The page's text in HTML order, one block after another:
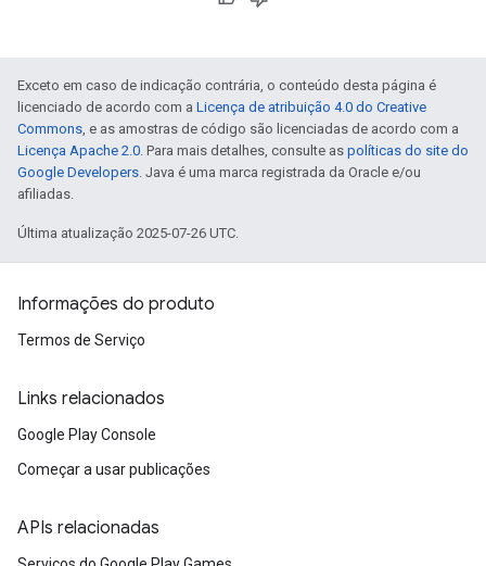
Exceto em caso de indicação contrária, o conteúdo desta página é
licenciado de acordo com a Licença de atribuição 4.0 do Creative
Commons, e as amostras de código são licenciadas de acordo com a
Licença Apache 2.0. Para mais detalhes, consulte as políticas do site do
Google Developers. Java é uma marca registrada da Oracle e/ou
afiliadas.
Última atualização 2025-07-26 UTC.
Informações do produto
Termos de Serviço
Links relacionados
Google Play Console
Começar a usar publicações
APIs relacionadas